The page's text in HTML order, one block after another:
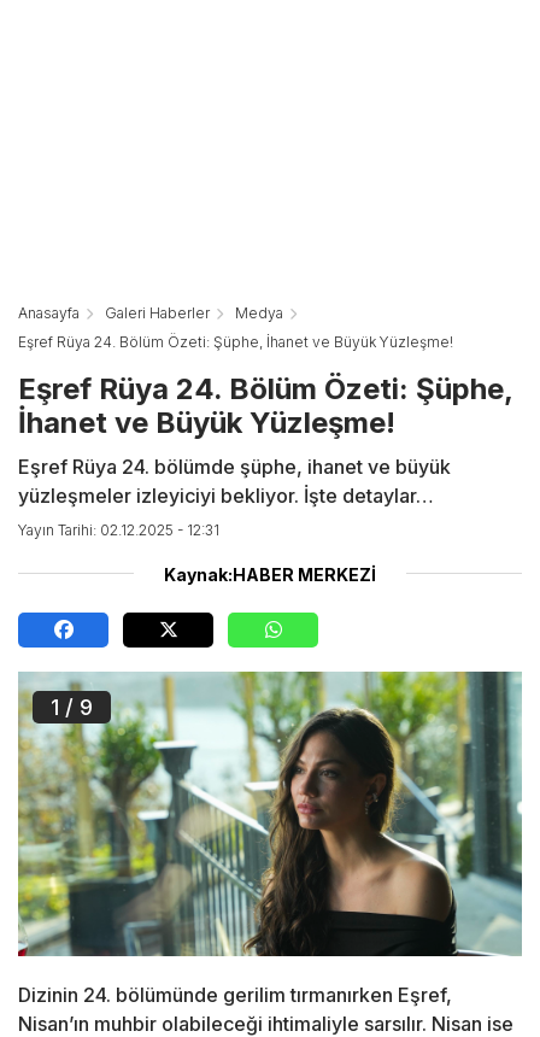
Anasayfa Galeri Haberler
Medya
Eşref Rüya 24. Bölüm Özeti: Şüphe, İhanet ve Büyük Yüzleşme!
Eşref Rüya 24. Bölüm Özeti: Şüphe,
İhanet ve Büyük Yüzleşme!
Eşref Rüya 24. bölümde şüphe, ihanet ve büyük
yüzleşmeler izleyiciyi bekliyor. İşte detaylar…
Yayın Tarihi: 02.12.2025 - 12:31
Kaynak:HABER MERKEZİ
1 / 9
Dizinin 24. bölümünde gerilim tırmanırken Eşref,
Nisan’ın muhbir olabileceği ihtimaliyle sarsılır. Nisan ise